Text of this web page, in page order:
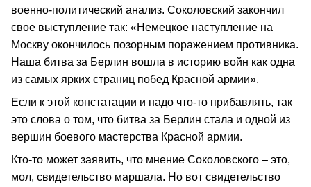
военно-политический анализ. Соколовский закончил
свое выступление так: «Немецкое наступление на
Москву окончилось позорным поражением противника.
Наша битва за Берлин вошла в историю войн как одна
из самых ярких страниц побед Красной армии».
Если к этой констатации и надо что-то прибавлять, так
это слова о том, что битва за Берлин стала и одной из
вершин боевого мастерства Красной армии.
Кто-то может заявить, что мнение Соколовского – это,
мол, свидетельство маршала. Но вот свидетельство